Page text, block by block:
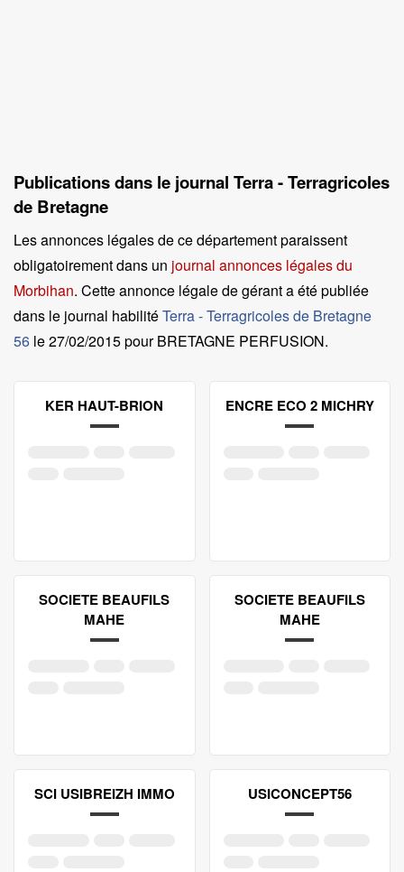
Publications dans le journal Terra - Terragricoles
de Bretagne
Les annonces légales de ce département paraissent
obligatoirement dans un journal annonces légales du
Morbihan. Cette annonce légale de gérant a été publiée
dans le journal habilitéTerra - Terragricoles de Bretagne
56 le27/02/2015 pour BRETAGNE PERFUSION.
KER HAUT-BRION ENCRE ECO 2 MICHRY
SOCIETE BEAUFILS
MAHE
SOCIETE BEAUFILS
MAHE
SCI USIBREIZH IMMO USICONCEPT56